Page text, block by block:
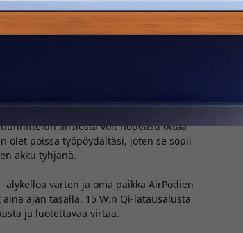
laturi on tyylikäs, futuristinen muotoilu,
mihin tahansa työtilaan.
ansiosta voit nopeasti ottaa
olet poissa työpöydältäsi, joten se sopii
akku tyhjänä.
älykelloa varten ja oma paikka AirPodien
ajan tasalla. 15 W:n Qi-latausalusta
ja luotettavaa virtaa.